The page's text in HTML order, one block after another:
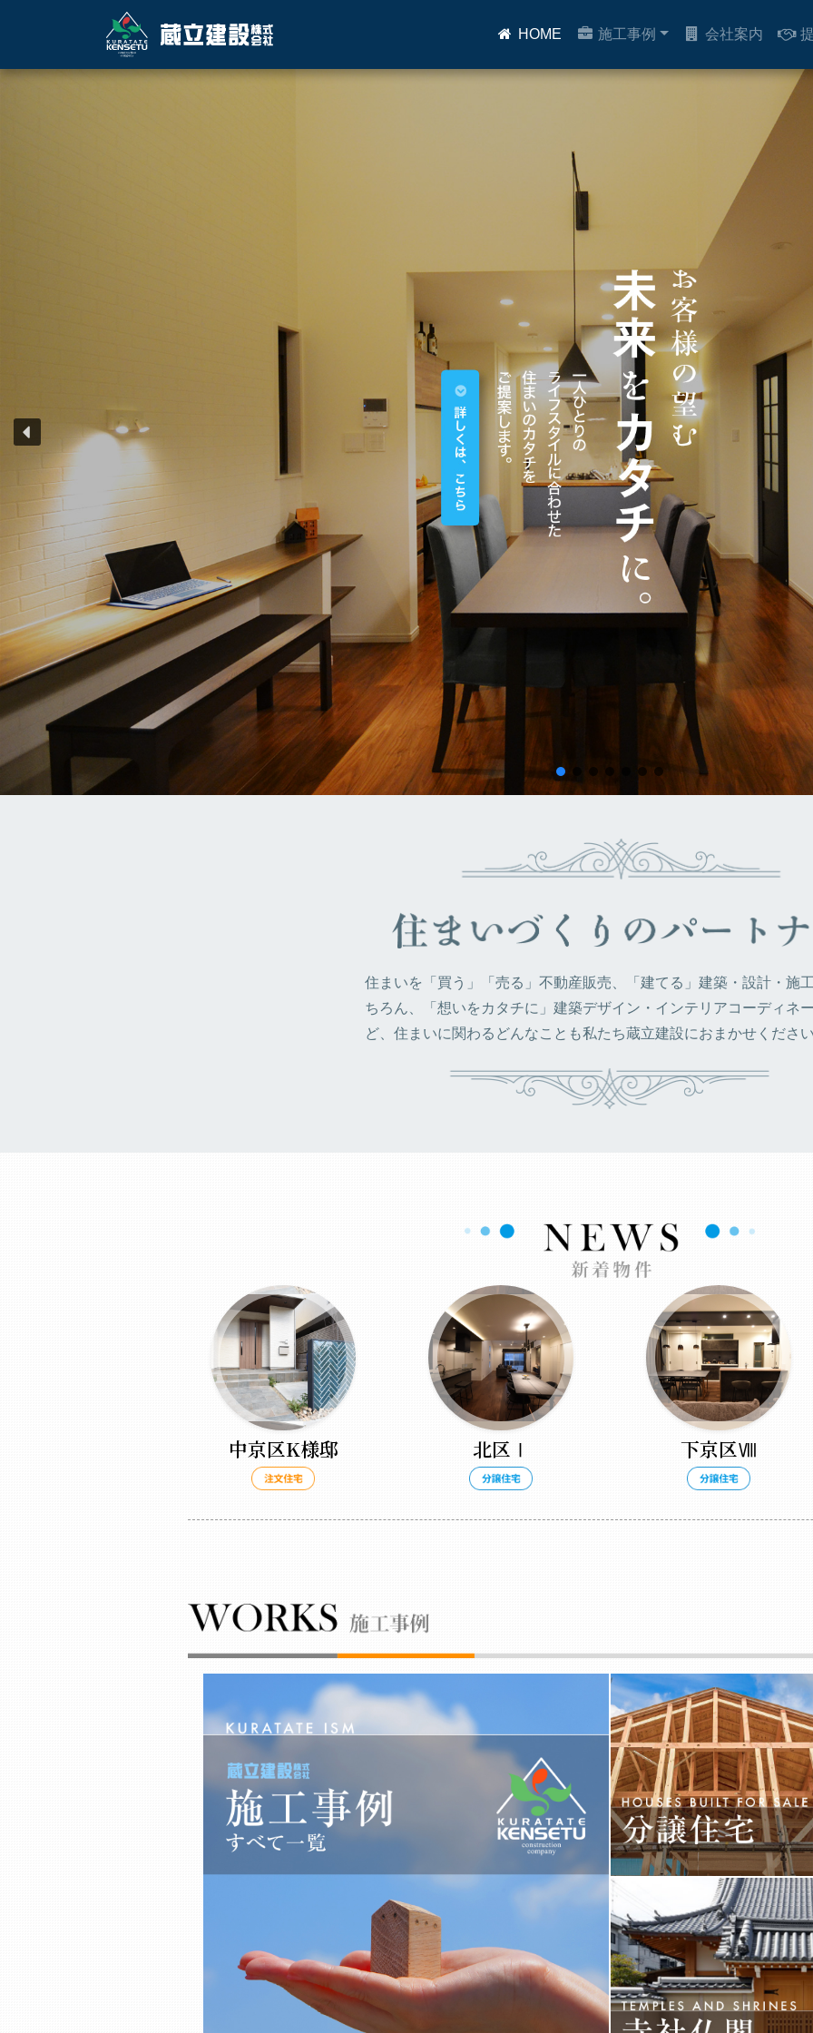
Main Navigation HOME 施工事例 会社案内
住まいを「買う」「売る」不動産販売、「建てる」建築・設計・施
ちろん、「想いをカタチに」建築デザイン・インテリアコーディネ
ど、住まいに関わるどんなことも私たち蔵立建設におまかせください
中京区K様邸 北区Ⅰ 下京区Ⅷ